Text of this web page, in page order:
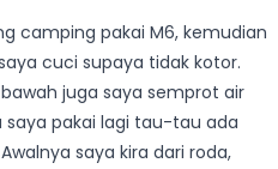
camping pakai M6, kemudian
cuci supaya tidak kotor.
juga saya semprot air
saya pakai lagi tau-tau ada
saya kira dari roda,